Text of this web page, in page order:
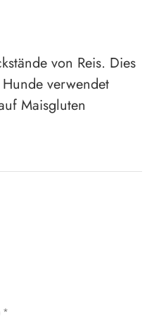
von Reis. Dies
verwendet
Maisgluten